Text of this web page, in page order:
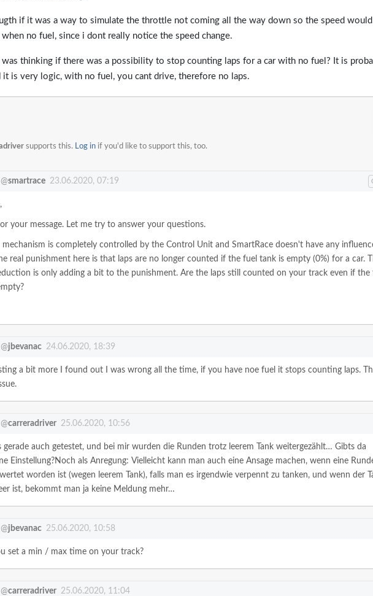
if it was a way to simulate the throttle not coming all the way down so the speed would
when no fuel, since i dont really notice the speed change.
was thinking if there was a possibility to stop counting laps for a car with no fuel? It is
it is very logic, with no fuel, you cant drive, therefore no laps.
supports this. Log in if you'd like to support this, too.
smartrace 23.06.2020, 07:19
your message. Let me try to answer your questions.
mechanism is completely controlled by the Control Unit and SmartRace doesn't have any
real punishment here is that laps are no longer counted if the fuel tank is empty (0%) for a car.
is only adding a bit to the punishment. Are the laps still counted on your track even if the
jbevanac 24.06.2020, 18:39
a bit more I found out I was wrong all the time, if you have noe fuel it stops counting laps.
carreradriver 25.06.2020, 10:56
gerade auch getestet, und bei mir wurden die Runden trotz leerem Tank weitergezählt… Gibts da
Einstellung?Noch als Anregung: Vielleicht kann man auch eine Ansage machen, wenn eine
worden ist (wegen leerem Tank), falls man es irgendwie verpennt zu tanken, und wenn der
ist, bekommt man ja keine Meldung mehr…
jbevanac 25.06.2020, 10:58
set a min / max time on your track?
carreradriver 25.06.2020, 11:04